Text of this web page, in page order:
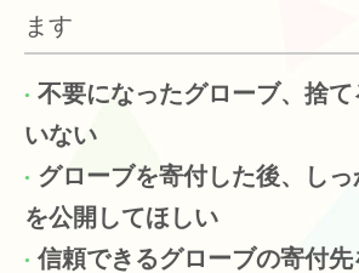
ます
不要になったグローブ、捨
いない
グローブを寄付した後、し
を公開してほしい
信頼できるグローブの寄付